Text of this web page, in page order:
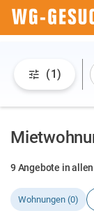
(1)
9 Angebote in
Wohnungen (0)